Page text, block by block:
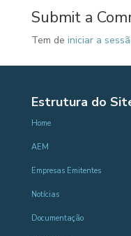
Submit a
Tem de iniciar a
Estrutura do
Home
AEM
Empresas Emitentes
Notícias
Documentação